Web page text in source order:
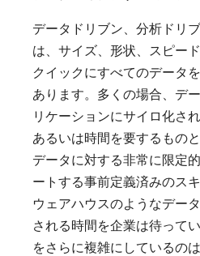
データドリブン、分析ドリ
は、サイズ、形状、スピー
クイックにすべてのデータ
あります。多くの場合、デ
リケーションにサイロ化さ
あるいは時間を要するもの
データに対する非常に限定
ートする事前定義済みのス
ウェアハウスのようなデー
される時間を企業は待って
をさらに複雑にしているの